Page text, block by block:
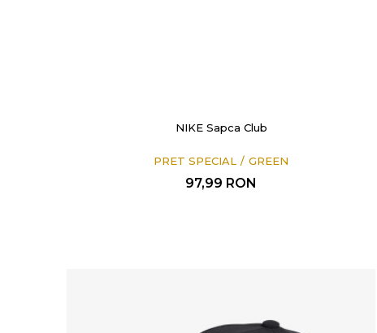
NIKE Sapca Club
PRET SPECIAL GREEN
97,99 RON